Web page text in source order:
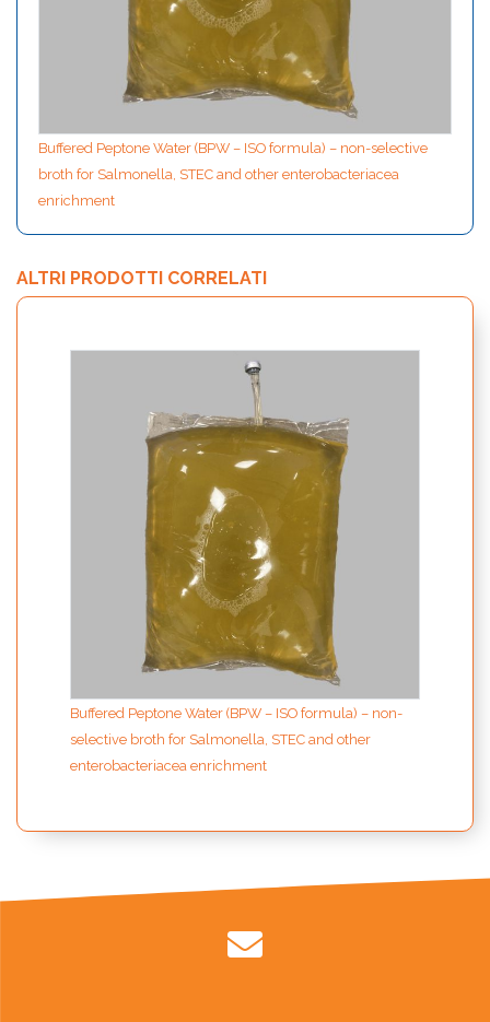
Buffered Peptone Water (BPW – ISO formula) – non-selective
broth for Salmonella, STEC and other enterobacteriacea
enrichment
ALTRI PRODOTTI CORRELATI
Buffered Peptone Water (BPW – ISO formula) – non-
selective broth for Salmonella, STEC and other
enterobacteriacea enrichment